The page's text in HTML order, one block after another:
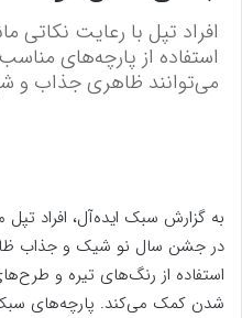
افراد تپل با رعایت نکاتی
استفاده از پارچه‌های
می‌توانند ظاهری جذاب و
به گزارش سبک ایده‌آل، افراد تپل
در جشن سال نو شیک و جذاب
استفاده از رنگ‌های تیره و
شدن کمک می‌کند. پارچه‌های سبک